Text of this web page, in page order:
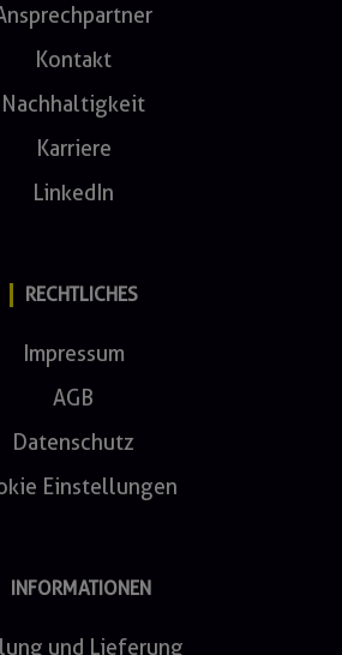
Kontakt
Nachhaltigkeit
Karriere
LinkedIn
RECHTLICHES
Impressum
AGB
Datenschutz
Einstellungen
INFORMATIONEN
und Lieferung